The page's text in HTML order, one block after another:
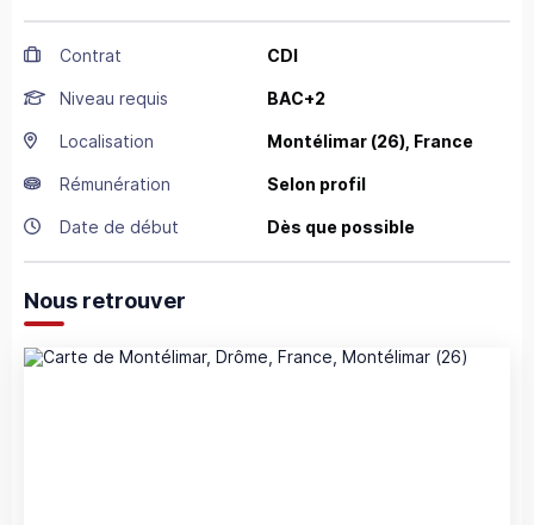
Contrat CDI
Niveau requis BAC+2
Localisation Montélimar (26), France
Rémunération Selon profil
Date de début Dès que possible
Nous retrouver